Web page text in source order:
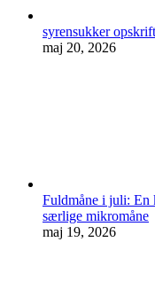
syrensukker
maj 20, 2026
Fuldmåne i juli: En
særlige mikromåne
maj 19, 2026